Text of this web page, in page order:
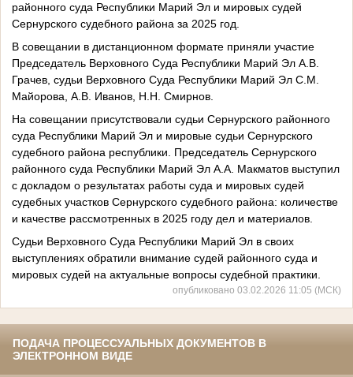
районного суда Республики Марий Эл и мировых судей
Сернурского судебного района за 2025 год.
В совещании в дистанционном формате приняли участие
Председатель Верховного Суда Республики Марий Эл А.В.
Грачев, судьи Верховного Суда Республики Марий Эл С.М.
Майорова, А.В. Иванов, Н.Н. Смирнов.
На совещании присутствовали судьи Сернурского районного
суда Республики Марий Эл и мировые судьи Сернурского
судебного района республики. Председатель Сернурского
районного суда Республики Марий Эл А.А. Макматов выступил
с докладом о результатах работы суда и мировых судей
судебных участков Сернурского судебного района: количестве
и качестве рассмотренных в 2025 году дел и материалов.
Судьи Верховного Суда Республики Марий Эл в своих
выступлениях обратили внимание судей районного суда и
мировых судей на актуальные вопросы судебной практики.
опубликовано 03.02.2026 11:05 (МСК)
ПОДАЧА ПРОЦЕССУАЛЬНЫХ ДОКУМЕНТОВ В
ЭЛЕКТРОННОМ ВИДЕ